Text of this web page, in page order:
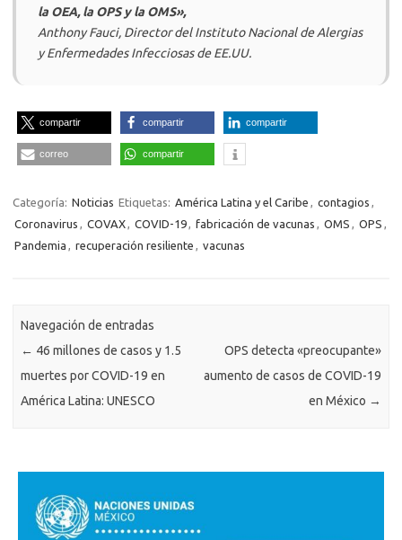
la OEA, la OPS y la OMS»,
Anthony Fauci, Director del Instituto Nacional de Alergias
y Enfermedades Infecciosas de EE.UU.
compartir compartir compartir
correo compartir
Categoría: Noticias Etiquetas: América Latina y el Caribe , contagios ,
Coronavirus , COVAX, COVID-19, fabricación de vacunas , OMS , OPS ,
Pandemia , recuperación resiliente , vacunas
Navegación de entradas
← 46 millones de casos y 1.5
muertes por COVID-19 en
América Latina: UNESCO
OPS detecta «preocupante»
aumento de casos de COVID-19
en México →